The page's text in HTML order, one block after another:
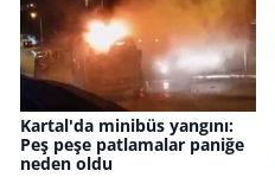
Kartal'da minibüs yangını:
Peş peşe patlamalar paniğe
neden oldu